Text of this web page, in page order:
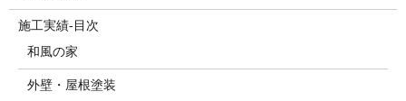
施工実績-目次
和風の家
外壁・屋根塗装